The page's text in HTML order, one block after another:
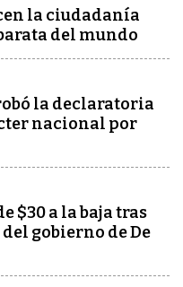
la ciudadanía
del mundo
la declaratoria
nacional por
$30 a la baja tras
gobierno de De